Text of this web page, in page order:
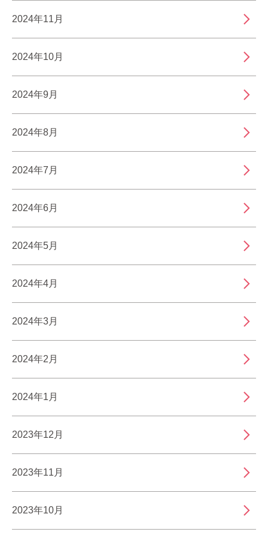
2024年11月
2024年10月
2024年9月
2024年8月
2024年7月
2024年6月
2024年5月
2024年4月
2024年3月
2024年2月
2024年1月
2023年12月
2023年11月
2023年10月